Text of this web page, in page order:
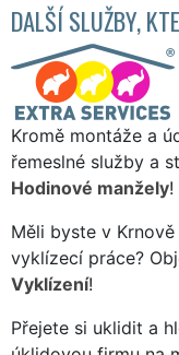
DALŠÍ SLUŽBY,
Kromě montáže a
řemeslné služby a
Hodinové manžely!
Měli byste v
vyklízecí práce?
Vyklízení!
Přejete si uklidit a